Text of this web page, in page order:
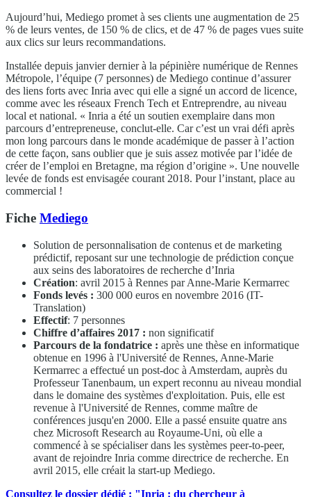
Aujourd’hui, Mediego promet à ses clients une augmentation de 25
% de leurs ventes, de 150 % de clics, et de 47 % de pages vues suite
aux clics sur leurs recommandations.
Installée depuis janvier dernier à la pépinière numérique de Rennes
Métropole, l’équipe (7 personnes) de Mediego continue d’assurer
des liens forts avec Inria avec qui elle a signé un accord de licence,
comme avec les réseaux French Tech et Entreprendre, au niveau
local et national. « Inria a été un soutien exemplaire dans mon
parcours d’entrepreneuse, conclut-elle. Car c’est un vrai défi après
mon long parcours dans le monde académique de passer à l’action
de cette façon, sans oublier que je suis assez motivée par l’idée de
créer de l’emploi en Bretagne, ma région d’origine ». Une nouvelle
levée de fonds est envisagée courant 2018. Pour l’instant, place au
commercial !
Fiche Mediego
Solution de personnalisation de contenus et de marketing
prédictif, reposant sur une technologie de prédiction conçue
aux seins des laboratoires de recherche d’Inria
Création: avril 2015 à Rennes par Anne-Marie Kermarrec
Fonds levés : 300 000 euros en novembre 2016 (IT-
Translation)
Effectif: 7 personnes
Chiffre d’affaires 2017 : non significatif
Parcours de la fondatrice : après une thèse en informatique
obtenue en 1996 à l'Université de Rennes, Anne-Marie
Kermarrec a effectué un post-doc à Amsterdam, auprès du
Professeur Tanenbaum, un expert reconnu au niveau mondial
dans le domaine des systèmes d'exploitation. Puis, elle est
revenue à l'Université de Rennes, comme maître de
conférences jusqu'en 2000. Elle a passé ensuite quatre ans
chez Microsoft Research au Royaume-Uni, où elle a
commencé à se spécialiser dans les systèmes peer-to-peer,
avant de rejoindre Inria comme directrice de recherche. En
avril 2015, elle créait la start-up Mediego.
Consultez le dossier dédié : "Inria : du chercheur à